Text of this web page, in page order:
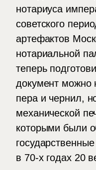
нотариуса
советского
артефактов
нотариальной
теперь
документ можно
пера и чернил,
механической
которыми были
в 70-х годах 20